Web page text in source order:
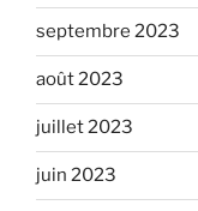
septembre 2023
août 2023
juillet 2023
juin 2023